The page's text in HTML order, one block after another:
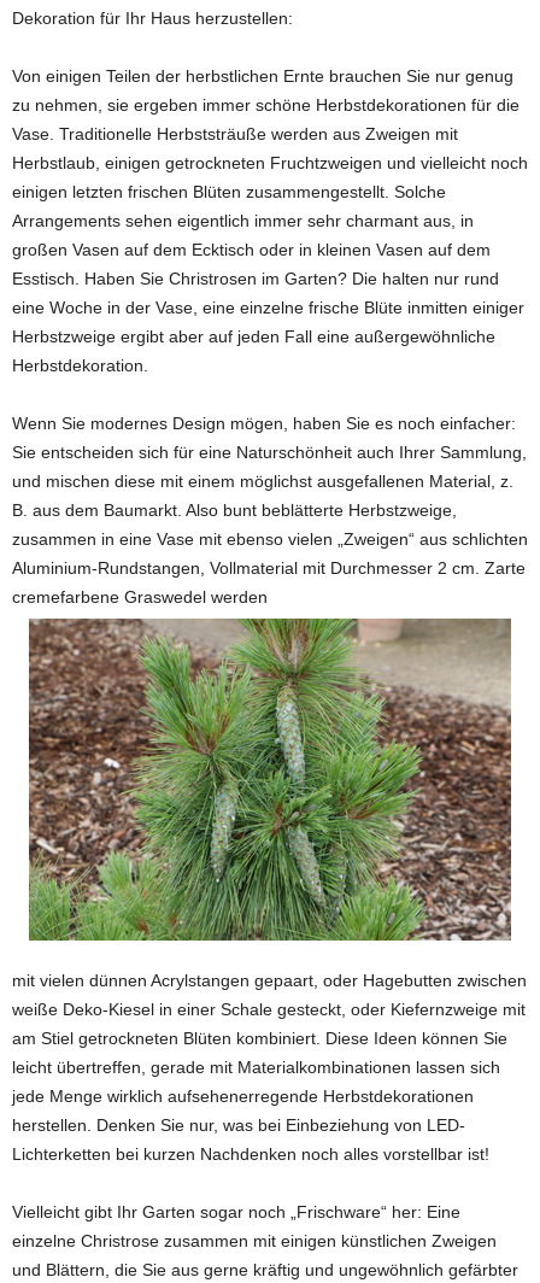
Dekoration für Ihr Haus herzustellen:
Von einigen Teilen der herbstlichen Ernte brauchen Sie nur genug
zu nehmen, sie ergeben immer schöne Herbstdekorationen für die
Vase. Traditionelle Herbststräuße werden aus Zweigen mit
Herbstlaub, einigen getrockneten Fruchtzweigen und vielleicht noch
einigen letzten frischen Blüten zusammengestellt. Solche
Arrangements sehen eigentlich immer sehr charmant aus, in
großen Vasen auf dem Ecktisch oder in kleinen Vasen auf dem
Esstisch. Haben Sie Christrosen im Garten? Die halten nur rund
eine Woche in der Vase, eine einzelne frische Blüte inmitten einiger
Herbstzweige ergibt aber auf jeden Fall eine außergewöhnliche
Herbstdekoration.
Wenn Sie modernes Design mögen, haben Sie es noch einfacher:
Sie entscheiden sich für eine Naturschönheit auch Ihrer Sammlung,
und mischen diese mit einem möglichst ausgefallenen Material, z.
B. aus dem Baumarkt. Also bunt beblätterte Herbstzweige,
zusammen in eine Vase mit ebenso vielen „Zweigen“ aus schlichten
Aluminium-Rundstangen, Vollmaterial mit Durchmesser 2 cm. Zarte
cremefarbene Graswedel werden
mit vielen dünnen Acrylstangen gepaart, oder Hagebutten zwischen
weiße Deko-Kiesel in einer Schale gesteckt, oder Kiefernzweige mit
am Stiel getrockneten Blüten kombiniert. Diese Ideen können Sie
leicht übertreffen, gerade mit Materialkombinationen lassen sich
jede Menge wirklich aufsehenerregende Herbstdekorationen
herstellen. Denken Sie nur, was bei Einbeziehung von LED-
Lichterketten bei kurzen Nachdenken noch alles vorstellbar ist!
Vielleicht gibt Ihr Garten sogar noch „Frischware“ her: Eine
einzelne Christrose zusammen mit einigen künstlichen Zweigen
und Blättern, die Sie aus gerne kräftig und ungewöhnlich gefärbter